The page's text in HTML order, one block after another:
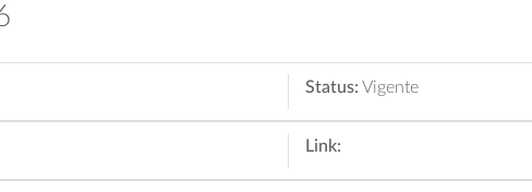
Status: Vigente
Link: